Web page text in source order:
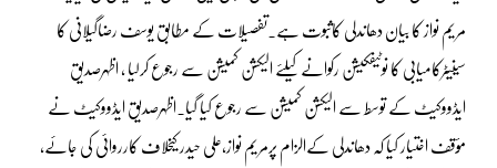
مریم نواز کا بیان دھاندلی کاثبوت ہے۔تفصیلات کے مطابق یوسف رضاگیلانی کا
سینیٹرکامیابی کا نوٹیفکیشن رکوانے کیلئے الیکشن کمیشن سے رجوع کرلیا ، اظہرصدیق
ایڈووکیٹ کے توسط سے الیکشن کمیشن سے رجوع کیا گیا۔اظہرصدیق ایڈووکیٹ نے
مؤقف اختیار کیا کہ دھاندلی کےالزام پرمریم نواز،علی حیدر کیخلاف کارروائی کی جائے،